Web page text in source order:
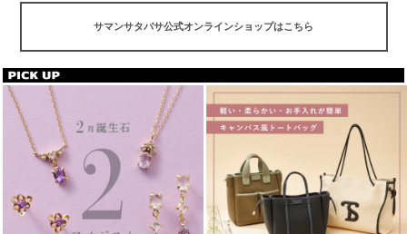
サマンサタバサ公式オンラインショップはこちら